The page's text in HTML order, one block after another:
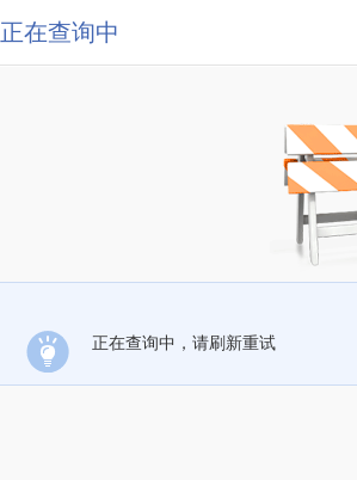
正在查询中
正在查询中，请刷新重试